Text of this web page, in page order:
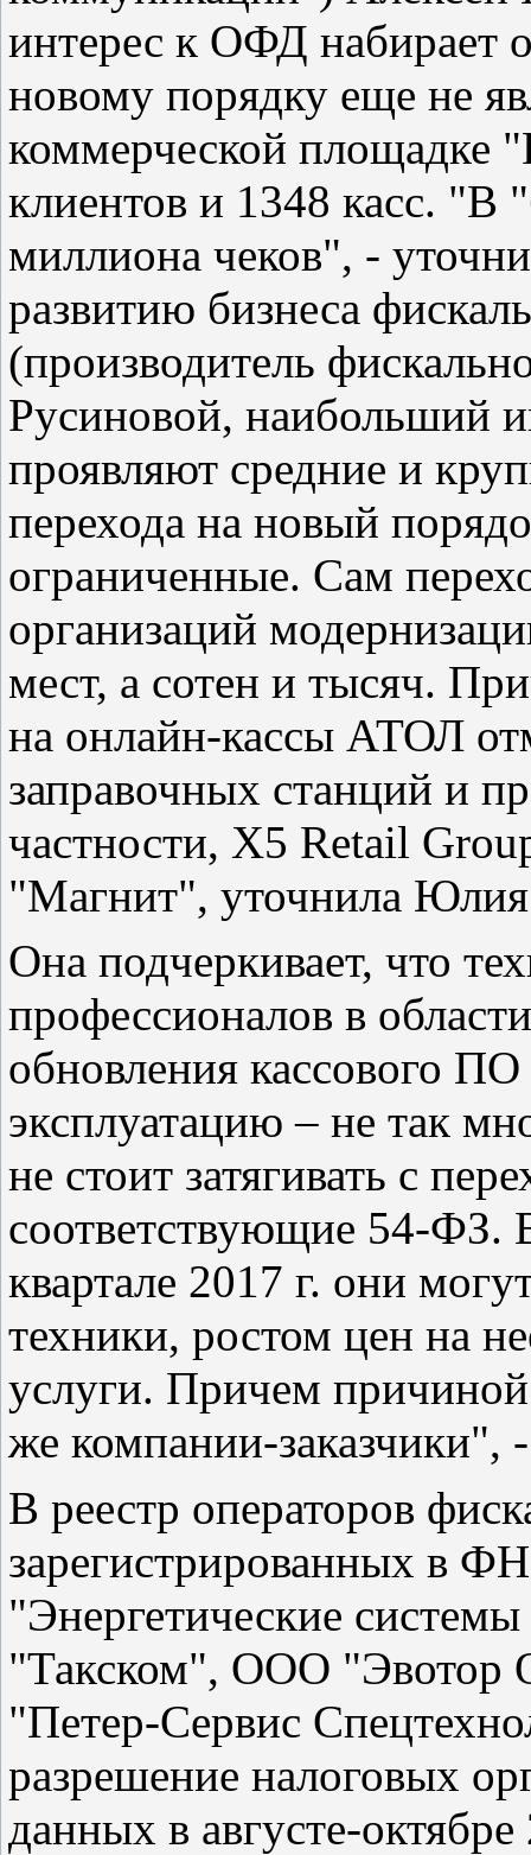
интерес к ОФД набирает
новому порядку еще не
коммерческой площадке
клиентов и 1348 касс. "В
миллиона чеков", -
развитию бизнеса
(производитель
Русиновой, наибольший
проявляют средние и
перехода на новый
ограниченные. Сам
организаций
мест, а сотен и тысяч.
на онлайн-кассы АТОЛ
заправочных станций и
частности, X5 Retail
"Магнит", уточнила
Она подчеркивает, что
профессионалов в
обновления кассового
эксплуатацию – не так
не стоит затягивать с
соответствующие 54-ФЗ.
квартале 2017 г. они
техники, ростом цен на
услуги. Причем
же компании-заказчики",
В реестр операторов
зарегистрированных в
"Энергетические
"Такском", ООО
"Петер-Сервис
разрешение налоговых
данных в августе-октябре